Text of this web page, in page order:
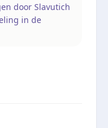
door Slavutich
in de